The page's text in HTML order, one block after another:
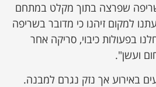
שפרצה בתוך מקלט במתחם
למקום זיהנו כי מדובר בשריפה
בפעולות כיבוי, סריקה אחר
ועשן".
באירוע אך נזק נגרם למבנה.